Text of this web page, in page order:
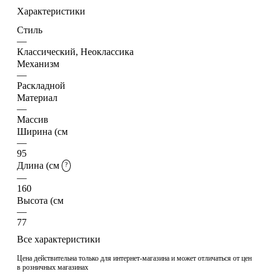
Характеристики
Стиль
—
Классический, Неоклассика
Механизм
—
Раскладной
Материал
—
Массив
Ширина (см
—
95
Длина (см
?
—
160
Высота (см
—
77
Все характеристики
Цена действительна только для интернет-магазина и может отличаться от цен
в розничных магазинах